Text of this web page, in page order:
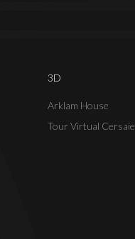
3D
Arklam House
Tour Virtual Cersaie